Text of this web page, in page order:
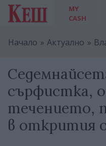
MY
CASH
Начало Актуално
сърфистка,
течението,
в открития